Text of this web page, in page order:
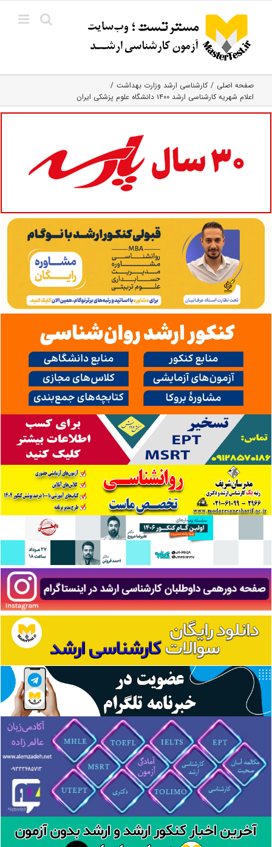
content
صفحه اصلی
کارشناسی ارشد وزارت بهداشت
اعلام شهریه کارشناسی ارشد ۱۴۰۰ دانشگاه علوم پزشکی ایران